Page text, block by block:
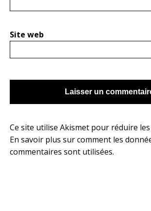
Site web
Ce site utilise Akismet pour réduire
En savoir plus sur comment les
commentaires sont utilisées.